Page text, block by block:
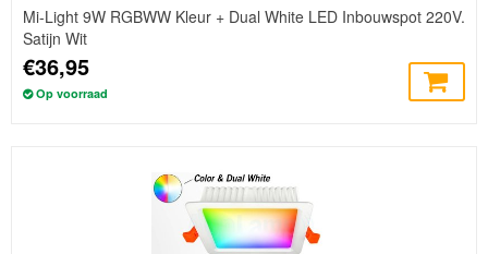
Mi-Light 9W RGBWW Kleur + Dual White LED Inbouwspot 220V.
Satijn Wit
€36,95
Op voorraad